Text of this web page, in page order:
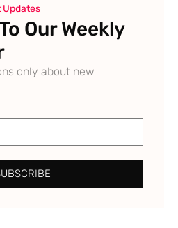
Updates
Our Weekly
only about new